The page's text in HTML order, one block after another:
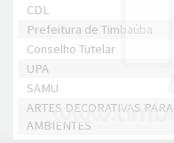
CDL
Prefeitura de Timbaúba
Conselho Tutelar
UPA
SAMU
ARTES DECORATIVAS PARA
AMBIENTES